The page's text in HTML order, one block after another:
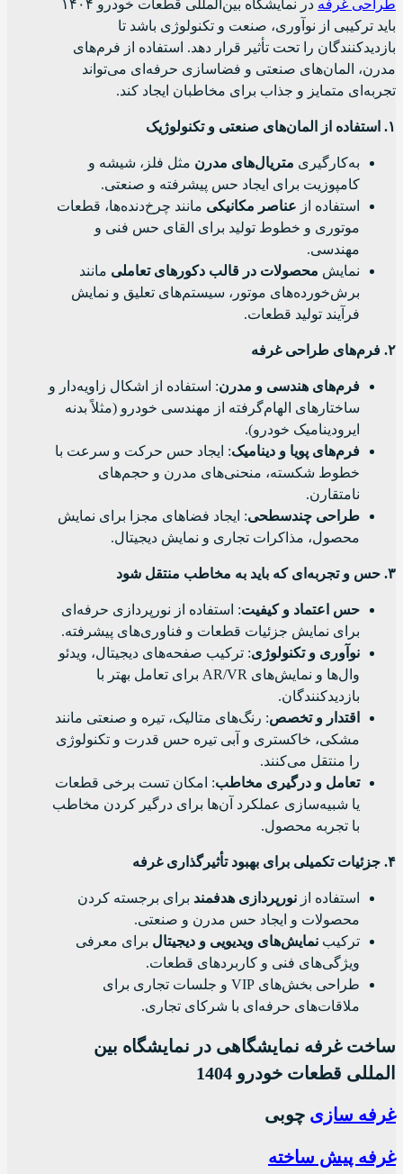
طراحی غرفه
در نمایشگاه بین‌المللی قطعات خودرو ۱۴۰۴
باید ترکیبی از نوآوری، صنعت و تکنولوژی باشد تا
بازدیدکنندگان را تحت تأثیر قرار دهد. استفاده از فرم‌های
مدرن، المان‌های صنعتی و فضاسازی حرفه‌ای می‌تواند
تجربه‌ای متمایز و جذاب برای مخاطبان ایجاد کند.
۱. استفاده از المان‌های صنعتی و تکنولوژیک
به‌کارگیری متریال‌های مدرن مثل فلز، شیشه و
کامپوزیت برای ایجاد حس پیشرفته و صنعتی.
استفاده از عناصر مکانیکی مانند چرخ‌دنده‌ها، قطعات
موتوری و خطوط تولید برای القای حس فنی و
مهندسی.
نمایش محصولات در قالب دکورهای تعاملی مانند
برش‌خورده‌های موتور، سیستم‌های تعلیق و نمایش
فرآیند تولید قطعات.
۲. فرم‌های طراحی غرفه
فرم‌های هندسی و مدرن: استفاده از اشکال زاویه‌دار و
ساختارهای الهام‌گرفته از مهندسی خودرو (مثلاً بدنه
ایرودینامیک خودرو).
فرم‌های پویا و دینامیک: ایجاد حس حرکت و سرعت با
خطوط شکسته، منحنی‌های مدرن و حجم‌های
نامتقارن.
طراحی چندسطحی: ایجاد فضاهای مجزا برای نمایش
محصول، مذاکرات تجاری و نمایش دیجیتال.
۳. حس و تجربه‌ای که باید به مخاطب منتقل شود
حس اعتماد و کیفیت: استفاده از نورپردازی حرفه‌ای
برای نمایش جزئیات قطعات و فناوری‌های پیشرفته.
نوآوری و تکنولوژی: ترکیب صفحه‌های دیجیتال، ویدئو
وال‌ها و نمایش‌های AR/VR برای تعامل بهتر با
بازدیدکنندگان.
اقتدار و تخصص: رنگ‌های متالیک، تیره و صنعتی مانند
مشکی، خاکستری و آبی تیره حس قدرت و تکنولوژی
را منتقل می‌کنند.
تعامل و درگیری مخاطب: امکان تست برخی قطعات
یا شبیه‌سازی عملکرد آن‌ها برای درگیر کردن مخاطب
با تجربه محصول.
۴. جزئیات تکمیلی برای بهبود تأثیرگذاری غرفه
استفاده از نورپردازی هدفمند برای برجسته کردن
محصولات و ایجاد حس مدرن و صنعتی.
ترکیب نمایش‌های ویدیویی و دیجیتال برای معرفی
ویژگی‌های فنی و کاربردهای قطعات.
طراحی بخش‌های VIP و جلسات تجاری برای
ملاقات‌های حرفه‌ای با شرکای تجاری.
ساخت غرفه نمایشگاهی در نمایشگاه بین
المللی قطعات خودرو 1404
غرفه سازی چوبی
غرفه پیش ساخته